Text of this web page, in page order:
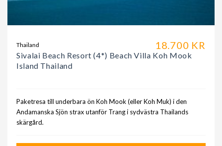
18.700 KR
Thailand
Sivalai Beach Resort (4*) Beach Villa Koh Mook
Island Thailand
Paketresa till underbara ön Koh Mook (eller Koh Muk) i den
Andamanska Sjön strax utanför Trang i sydvästra Thailands
skärgård.